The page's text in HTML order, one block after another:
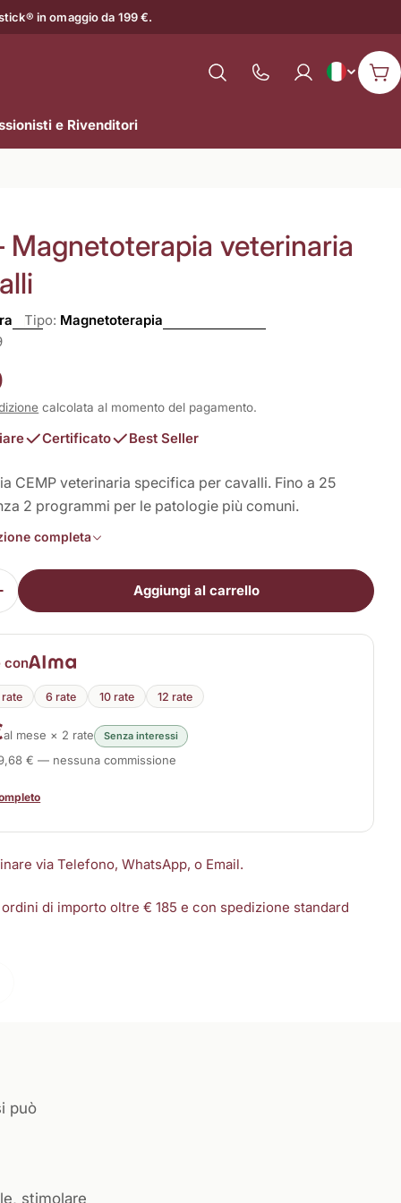
in omaggio da 199 €.
Mostra
di
L
n
u
a
Italiano
e Rivenditori
modalità modale
veterinaria
Tipo: Magnetoterapia
calcolata al momento del pagamento.
Certificato Best Seller
CEMP veterinaria specifica per cavalli. Fino a 25
2 programmi per le patologie più comuni.
completa
la quantità per Oxer
la quantità per Oxer
Aggiungi al carrello
con
6 rate 10 rate 12 rate
al mese × 2 rate Senza interessi
€ — nessuna commissione
via Telefono, WhatsApp, o Email.
di importo oltre € 185 e con spedizione standard
può
stimolare